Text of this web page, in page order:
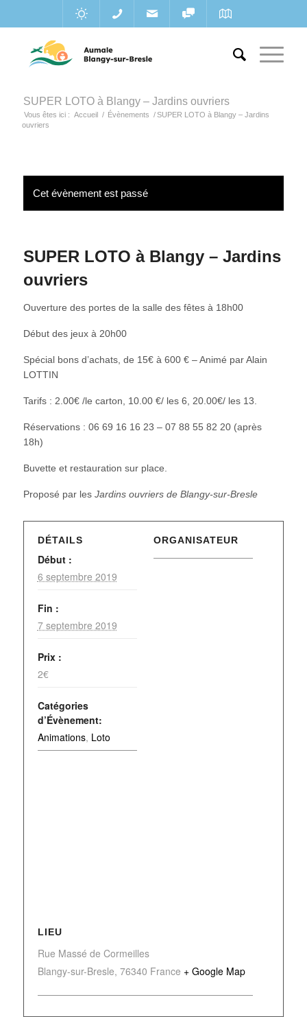
SUPER LOTO à Blangy – Jardins ouvriers
Vous êtes ici : Accueil / Évènements / SUPER LOTO à Blangy – Jardins
ouvriers
Cet évènement est passé
SUPER LOTO à Blangy – Jardins
ouvriers
Ouverture des portes de la salle des fêtes à 18h00
Début des jeux à 20h00
Spécial bons d’achats, de 15€ à 600 € – Animé par Alain
LOTTIN
Tarifs : 2.00€ /le carton, 10.00 €/ les 6, 20.00€/ les 13.
Réservations : 06 69 16 16 23 – 07 88 55 82 20 (après
18h)
Buvette et restauration sur place.
Proposé par les Jardins ouvriers de Blangy-sur-Bresle
DÉTAILS
Début :
6 septembre 2019
Fin :
7 septembre 2019
Prix :
2€
Catégories
d’Évènement:
Animations, Loto
ORGANISATEUR
LIEU
Rue Massé de Cormeilles
Blangy-sur-Bresle, 76340 France + Google Map